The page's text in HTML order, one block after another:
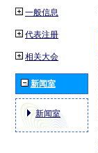
一般信息
代表注册
相关大会
新闻室
新闻室